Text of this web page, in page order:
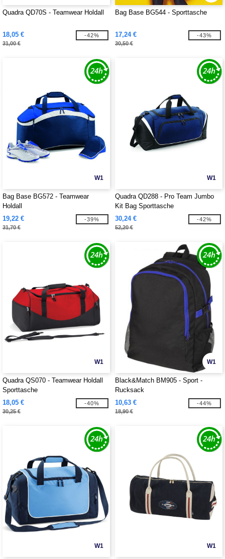
Quadra QD70S - Teamwear Holdall
18,05 €
31,00 €
-42%
Bag Base BG544 - Sporttasche
17,24 €
30,50 €
-43%
W1
Bag Base BG572 - Teamwear
Holdall
19,22 €
31,70 €
-39%
W1
Quadra QD288 - Pro Team Jumbo
Kit Bag Sporttasche
30,24 €
52,20 €
-42%
W1
Quadra QS070 - Teamwear Holdall
Sporttasche
18,05 €
30,25 €
-40%
W1
Black&Match BM905 - Sport -
Rucksack
10,63 €
18,90 €
-44%
W1 W1